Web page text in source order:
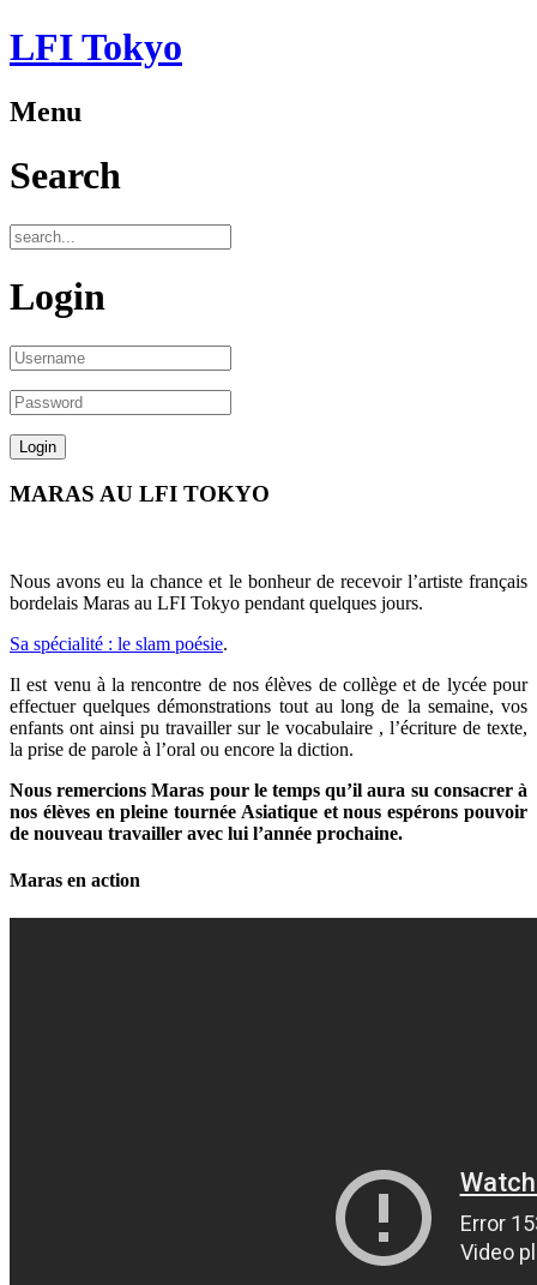
LFI Tokyo
Menu
Search
Login
MARAS AU LFI TOKYO
Nous avons eu la chance et le bonheur de recevoir l’artiste français
bordelais Maras au LFI Tokyo pendant quelques jours.
Sa spécialité : le slam poésie.
Il est venu à la rencontre de nos élèves de collège et de lycée pour
effectuer quelques démonstrations tout au long de la semaine, vos
enfants ont ainsi pu travailler sur le vocabulaire , l’écriture de texte,
la prise de parole à l’oral ou encore la diction.
Nous remercions Maras pour le temps qu’il aura su consacrer à
nos élèves en pleine tournée Asiatique et nous espérons pouvoir
de nouveau travailler avec lui l’année prochaine.
Maras en action